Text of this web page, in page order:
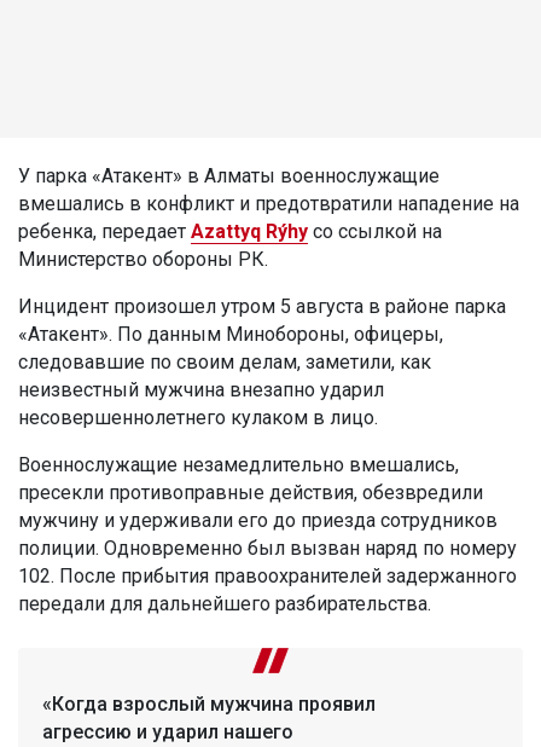
У парка «Атакент» в Алматы военнослужащие
вмешались в конфликт и предотвратили нападение на
ребенка, передает Azattyq Rýhy со ссылкой на
Министерство обороны РК.
Инцидент произошел утром 5 августа в районе парка
«Атакент». По данным Минобороны, офицеры,
следовавшие по своим делам, заметили, как
неизвестный мужчина внезапно ударил
несовершеннолетнего кулаком в лицо.
Военнослужащие незамедлительно вмешались,
пресекли противоправные действия, обезвредили
мужчину и удерживали его до приезда сотрудников
полиции. Одновременно был вызван наряд по номеру
102. После прибытия правоохранителей задержанного
передали для дальнейшего разбирательства.
«Когда взрослый мужчина проявил
агрессию и ударил нашего